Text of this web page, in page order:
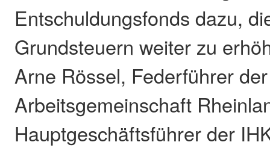
Entschuldungsfonds dazu,
Grundsteuern weiter zu
Arne Rössel, Federführer
Arbeitsgemeinschaft
Hauptgeschäftsführer der